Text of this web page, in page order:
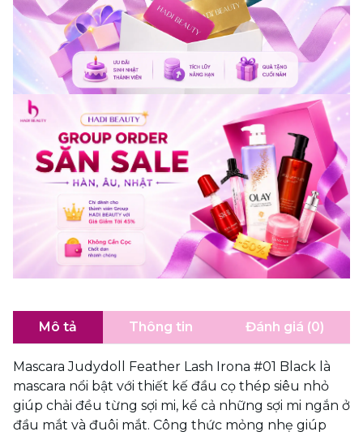
Mô tả Thông tin Đánh giá (0)
Mascara Judydoll Feather Lash Irona #01 Black là
mascara nổi bật với thiết kế đầu cọ thép siêu nhỏ
giúp chải đều từng sợi mi, kể cả những sợi mi ngắn ở
đầu mắt và đuôi mắt. Công thức mỏng nhẹ giúp